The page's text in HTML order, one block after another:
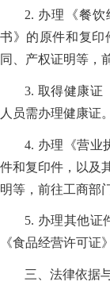
2. 办理《餐
书》的原件和复印
同、产权证明等，
3. 取得健康证
人员需办理健康证。
4. 办理《营业
件和复印件，以及
明等，前往工商部
5. 办理其他证
《食品经营许可证
三、法律依据